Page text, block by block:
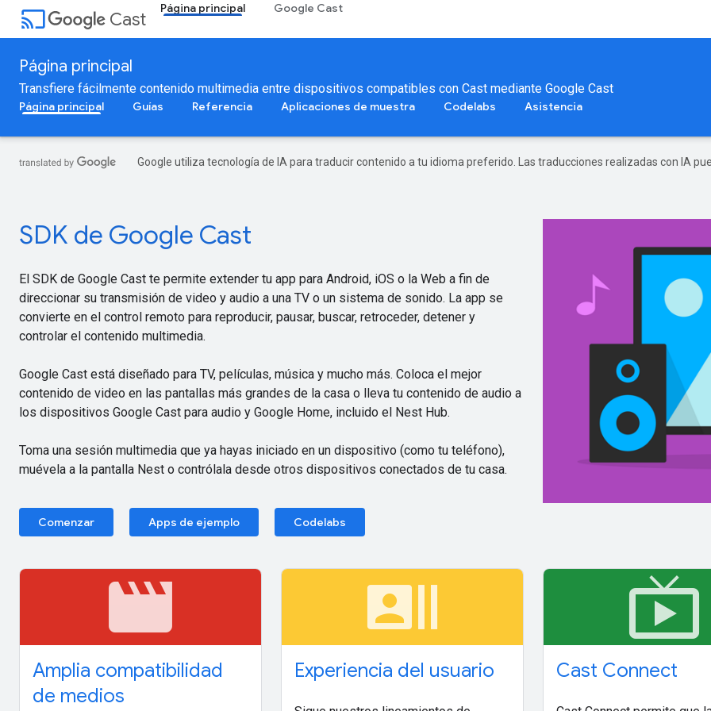
cast Cast
Página principal Google Cast
Página principal
Transfiere fácilmente contenido multimedia entre dispositivos compatibles con Cast mediante Google Cast
Página principal Guías Referencia Aplicaciones de muestra Codelabs Asistencia
Google utiliza tecnología de IA para traducir contenido a tu idioma preferido. Las traducciones realizadas con IA
SDK de Google Cast
El SDK de Google Cast te permite extender tu app para Android, iOS o la Web a fin de
direccionar su transmisión de video y audio a una TV o un sistema de sonido. La app se
convierte en el control remoto para reproducir, pausar, buscar, retroceder, detener y
controlar el contenido multimedia.
Google Cast está diseñado para TV, películas, música y mucho más. Coloca el mejor
contenido de video en las pantallas más grandes de la casa o lleva tu contenido de audio a
los dispositivos Google Cast para audio y Google Home, incluido el Nest Hub.
Toma una sesión multimedia que ya hayas iniciado en un dispositivo (como tu teléfono),
muévela a la pantalla Nest o contrólala desde otros dispositivos conectados de tu casa.
Comenzar Apps de ejemplo Codelabs
movie
Amplia compatibilidad
de medios
recent_actors
Experiencia del usuario
live_tv
Cast Connect